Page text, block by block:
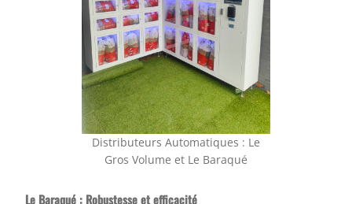
Distributeurs Automatiques : Le
Gros Volume et Le Baraqué
Le Baraqué : Robustesse et efficacité